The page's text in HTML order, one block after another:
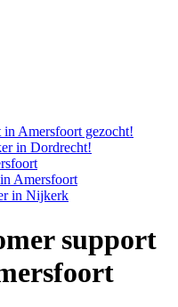
in Amersfoort gezocht!
in Dordrecht!
Amersfoort
in Nijkerk
support